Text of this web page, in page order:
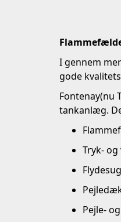
I gennem
gode
Fontenay(nu
tankanlæg.
Tryk-
Pejle-